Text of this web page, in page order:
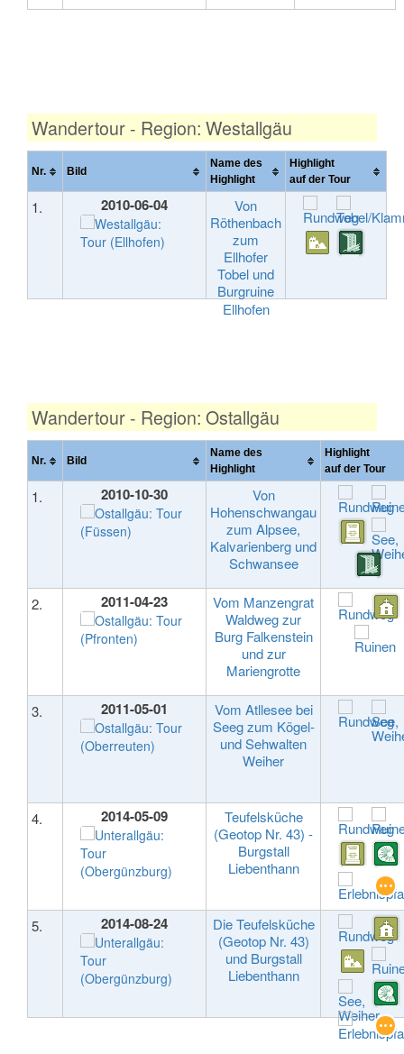
Wandertour - Region: Westallgäu
Nr. Bild
Name des
Highlight
Highlight
auf der Tour
1. 2010-06-04
Von
Röthenbach
zum
Ellhofer
Tobel und
Burgruine
Ellhofen
Wandertour - Region: Ostallgäu
Nr. Bild
Name des
Highlight
Highlight
auf der Tour
1. 2010-10-30
Von
Hohenschwangau
zum Alpsee,
Kalvarienberg und
Schwansee
2. 2011-04-23
Vom Manzengrat
Waldweg zur
Burg Falkenstein
und zur
Mariengrotte
3. 2011-05-01
Vom Atllesee bei
Seeg zum Kögel-
und Sehwalten
Weiher
4. 2014-05-09
Teufelsküche
(Geotop Nr. 43) -
Burgstall
Liebenthann
5. 2014-08-24
Die Teufelsküche
(Geotop Nr. 43)
und Burgstall
Liebenthann